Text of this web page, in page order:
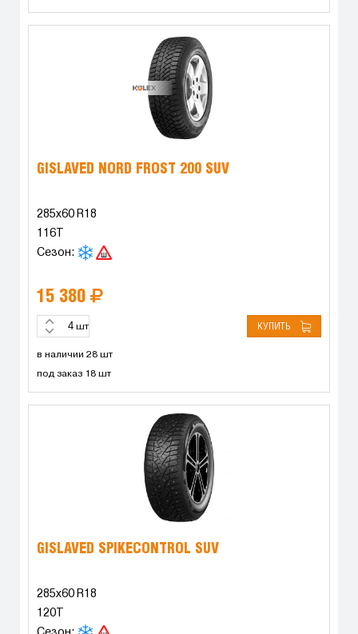
GISLAVED NORD FROST 200 SUV
285x60 R18
116T
Сезон:
15 380
шт КУПИТЬ
в наличии 28 шт
под заказ 18 шт
GISLAVED SPIKECONTROL SUV
285x60 R18
120T